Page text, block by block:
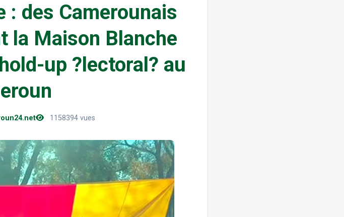
: des Camerounais
la Maison Blanche
up ?lectoral? au
1158394 vues